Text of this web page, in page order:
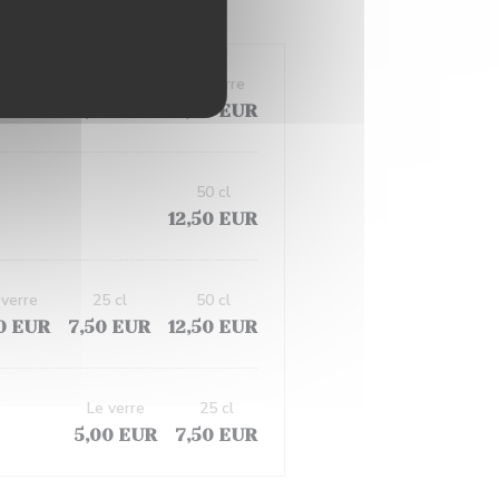
5,00 EUR
Le verre
12,50 EUR
50 cl
EUR
7,50 EUR
25 cl
12,50 EUR
50 cl
5,00 EUR
Le verre
7,50 EUR
25 cl